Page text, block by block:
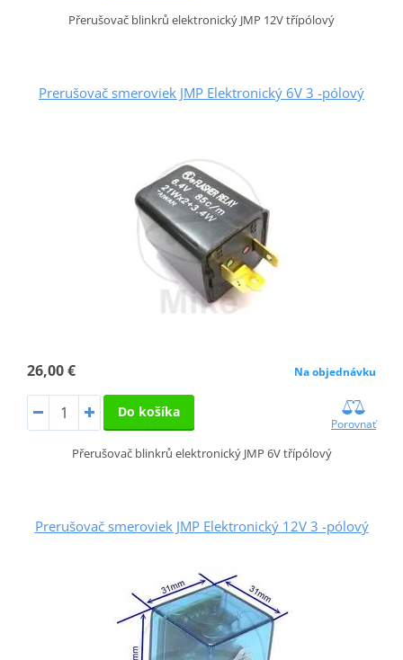
Přerušovač blinkrů elektronický JMP 12V třípólový
Prerušovač smeroviek JMP Elektronický 6V 3 -pólový
26,00 € Na objednávku
Do košíka
Porovnať
Přerušovač blinkrů elektronický JMP 6V třípólový
Prerušovač smeroviek JMP Elektronický 12V 3 -pólový